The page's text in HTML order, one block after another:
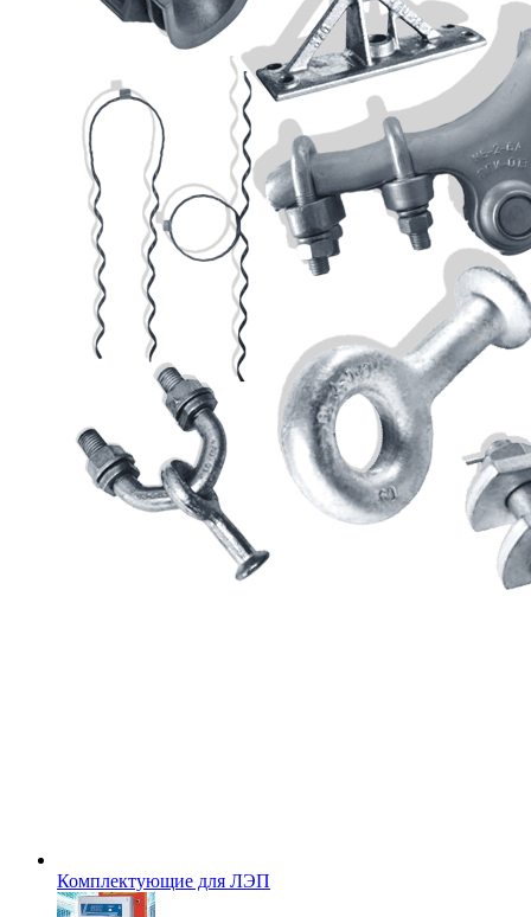
Комплектующие для ЛЭП